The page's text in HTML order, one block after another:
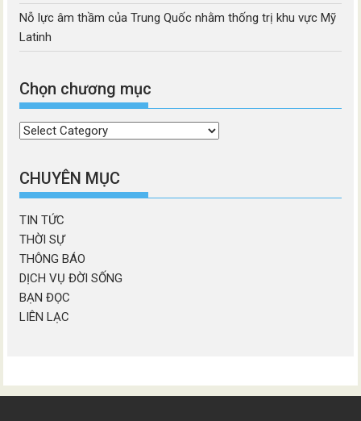
Nỗ lực âm thầm của Trung Quốc nhằm thống trị khu vực Mỹ
Latinh
Chọn chương mục
Chọn
mục
CHUYÊN MỤC
TIN TỨC
THỜI SỰ
THÔNG BÁO
DỊCH VỤ ĐỜI SỐNG
BẠN ĐỌC
LIÊN LẠC